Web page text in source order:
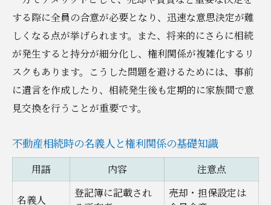
する際に全員の合意が必要となり、迅速な意思決定が難
しくなる点が挙げられます。また、将来的にさらに相続
が発生すると持分が細分化し、権利関係が複雑化するリ
スクもあります。こうした問題を避けるためには、事前
に遺言を作成したり、相続発生後も定期的に家族間で意
見交換を行うことが重要です。
不動産相続時の名義人と権利関係の基礎知識
用語 内容 注意点
名義人
登記簿に記載され
売却・担保設定は